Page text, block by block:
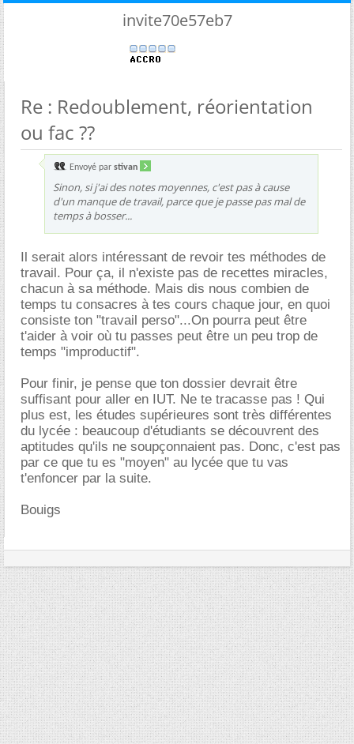
invite70e57eb7
Re : Redoublement, réorientation
ou fac ??
Envoyé par stivan
Sinon, si j'ai des notes moyennes, c'est pas à cause
d'un manque de travail, parce que je passe pas mal de
temps à bosser...
Il serait alors intéressant de revoir tes méthodes de
travail. Pour ça, il n'existe pas de recettes miracles,
chacun à sa méthode. Mais dis nous combien de
temps tu consacres à tes cours chaque jour, en quoi
consiste ton "travail perso"...On pourra peut être
t'aider à voir où tu passes peut être un peu trop de
temps "improductif".
Pour finir, je pense que ton dossier devrait être
suffisant pour aller en IUT. Ne te tracasse pas ! Qui
plus est, les études supérieures sont très différentes
du lycée : beaucoup d'étudiants se découvrent des
aptitudes qu'ils ne soupçonnaient pas. Donc, c'est pas
par ce que tu es "moyen" au lycée que tu vas
t'enfoncer par la suite.
Bouigs